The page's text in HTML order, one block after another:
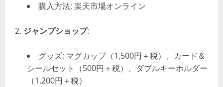
購入方法: 楽天市場オンライン
ジャンプショップ:
グッズ: マグカップ（1,500円＋税）、カード＆
シールセット（500円＋税）、ダブルキーホルダー
（1,200円＋税）